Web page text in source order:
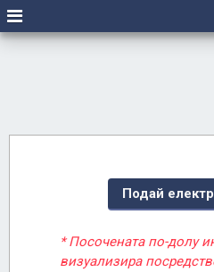
Подай
* Посочената по-долу
визуализира